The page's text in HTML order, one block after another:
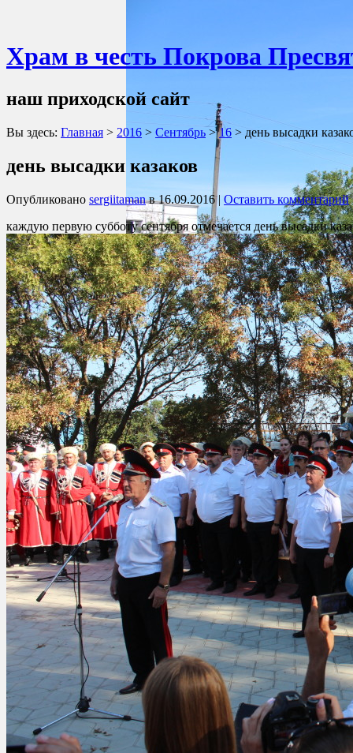
Храм в честь Покрова
наш приходской сайт
Вы здесь: Главная > 2016 > Сентябрь > 16 > день высадки
день высадки казаков
Опубликовано sergiitamanв16.09.2016| Оставить комментарий
каждую первую субботу сентября отмечается день высадки